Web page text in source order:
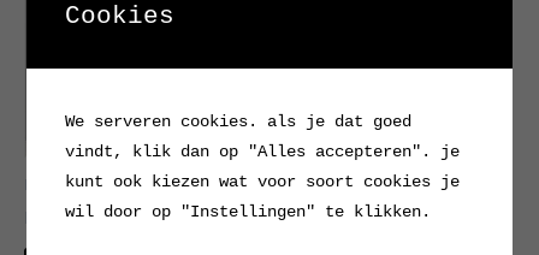
Eikenhouten
postsorteerkast uit 1955
Cookies
We serveren cookies. als je dat goed
vindt, klik dan op "Alles accepteren". je
kunt ook kiezen wat voor soort cookies je
wil door op "Instellingen" te klikken.